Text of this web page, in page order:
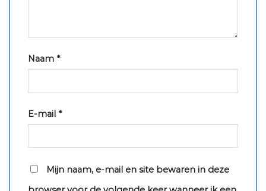
Naam *
E-mail *
Mijn naam, e-mail en site bewaren in deze